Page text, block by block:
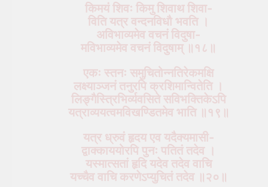
किमयं शिवः किमु शिवाथ शिवा-
विति यत्र वन्दनविधौ भवति ।
अविभाव्यमेव वचनं विदुषा-
मविभाव्यमेव वचनं विदुषाम् ॥१८॥
एकः स्तनः समुचितोन्नतिरेकमक्षि
लक्ष्याञ्जनं तनुरपि क्रशिमान्वितेति ।
लिङ्गैस्त्रिभिर्व्यवसिते सविभक्तिकेऽपि
यत्राव्ययत्वमविखण्डितमेव भाति ॥१९॥
यत्र ध्रुवं हृदय एव यदैक्यमासी-
द्वाक्काययोरपि पुनः पतितं तदेव ।
यस्मात्सतां हृदि यदेव तदेव वाचि
यच्चैव वाचि करणेऽप्युचितं तदेव ॥२०॥